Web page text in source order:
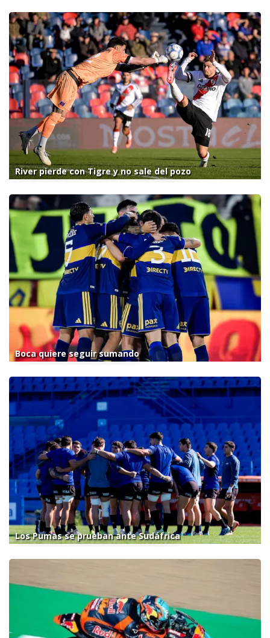
River pierde con Tigre y no sale del pozo
Boca quiere seguir sumando
Los Pumas se prueban ante Sudáfrica